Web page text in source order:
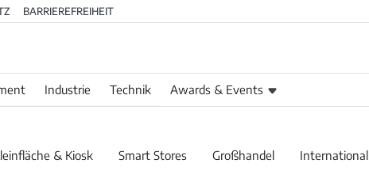
BARRIEREFREIHEIT
Industrie Technik Awards & Events
& Kiosk Smart Stores Großhandel International